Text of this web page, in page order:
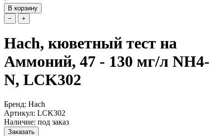
В корзину
−
+
Hach, кюветный тест на
Аммоний, 47 - 130 мг/л NH4-
N, LCK302
Бренд: Hach
Артикул: LCK302
Наличие: под заказ
Заказать